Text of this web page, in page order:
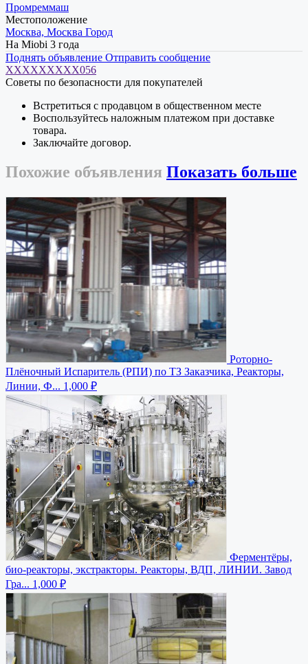
Промреммаш
Местоположение
Москва, Москва Город
На Miobi 3 года
Поднять объявление Отправить сообщение
XXXXXXXXX056
Советы по безопасности для покупателей
Встретиться с продавцом в общественном месте
Воспользуйтесь наложным платежом при доставке
товара.
Заключайте договор.
Похожие объявления Показать больше
Роторно-
Плёночный Испаритель (РПИ) по ТЗ Заказчика, Реакторы,
Линии, Ф... 1,000 ₽
Ферментёры,
био-реакторы, экстракторы. Реакторы, ВДП, ЛИНИИ. Завод
Гра... 1,000 ₽